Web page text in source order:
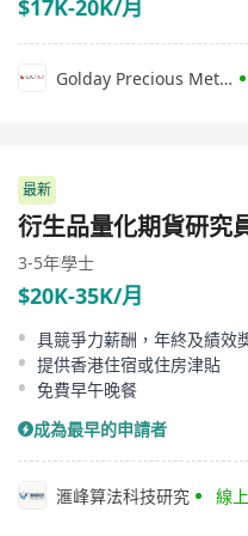
$17K-20K/月
Golday Precious Metals Co., Limited
最新
衍生品量化期貨研究
3-5年學士
$20K-35K/月
具競爭力薪酬，年終及績效
提供香港住宿或住房津貼
免費早午晚餐
成為最早的申請者
滙峰算法科技研究 線上